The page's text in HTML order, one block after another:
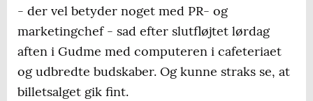
- der vel betyder noget med PR- og
marketingchef - sad efter slutfløjtet lørdag
aften i Gudme med computeren i cafeteriaet
og udbredte budskaber. Og kunne straks se, at
billetsalget gik fint.